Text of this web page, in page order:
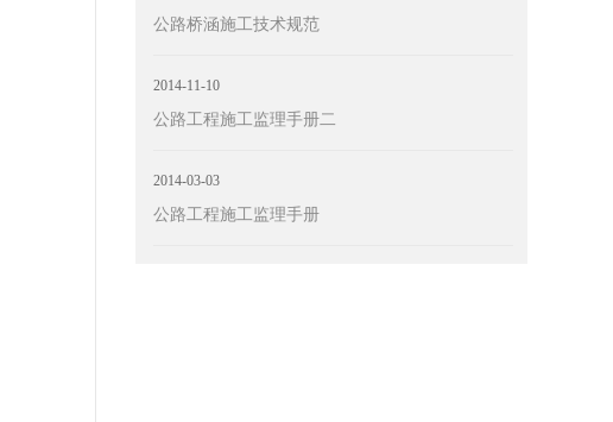
公路桥涵施工技术规范
2014-11-10
公路工程施工监理手册二
2014-03-03
公路工程施工监理手册